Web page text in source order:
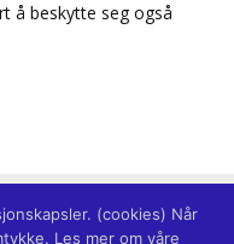
å beskytte seg også
(cookies) Når
Les mer om våre